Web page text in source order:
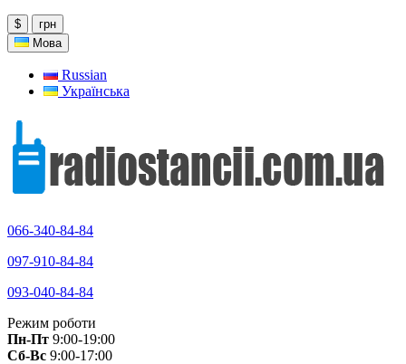
$
грн
Мова
Russian
Українська
066-340-84-84
097-910-84-84
093-040-84-84
Режим роботи
Пн-Пт 9:00-19:00
Сб-Вс 9:00-17:00